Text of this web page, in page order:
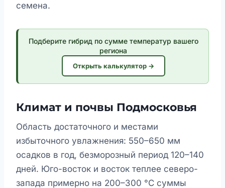
семена.
Подберите гибрид по сумме температур вашего
региона
Открыть калькулятор →
Климат и почвы Подмосковья
Область достаточного и местами
избыточного увлажнения: 550–650 мм
осадков в год, безморозный период 120–140
дней. Юго-восток и восток теплее северо-
запада примерно на 200–300 °C суммы